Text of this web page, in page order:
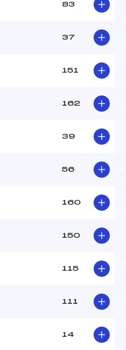
83
37
151
162
39
56
160
150
115
111
14